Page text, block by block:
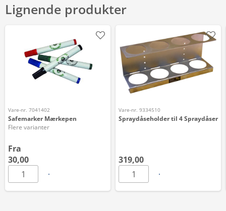
Lignende produkter
Vare-nr. 7041402
Safemarker Mærkepen
Flere varianter
Fra
30,00
Vare-nr. 9334510
Spraydåseholder til 4 Spraydåser
319,00